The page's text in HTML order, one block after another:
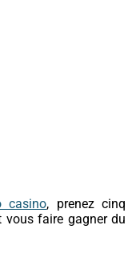
casino, prenez cinq
faire gagner du